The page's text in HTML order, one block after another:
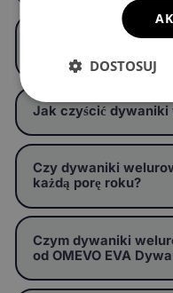
Jak mocowane są
Jak czyścić dywaniki
Czy dywaniki
każdą porę roku?
Czym dywaniki
od OMEVO EVA
DOSTOSUJ